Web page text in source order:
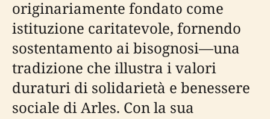
originariamente fondato come
istituzione caritatevole, fornendo
sostentamento ai bisognosi—una
tradizione che illustra i valori
duraturi di solidarietà e benessere
sociale di Arles. Con la sua